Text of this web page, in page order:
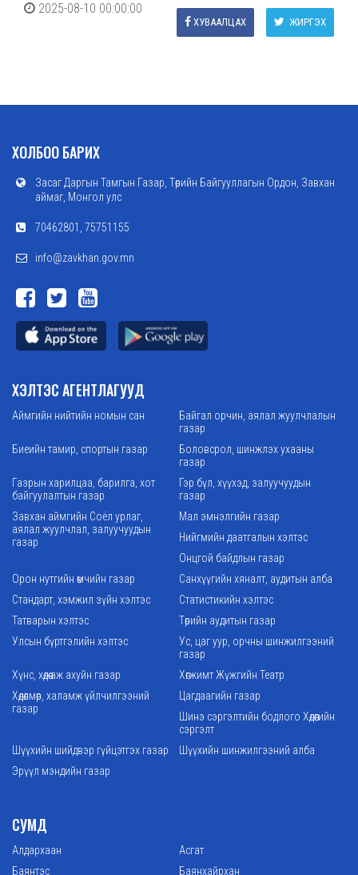
2025-08-10 00:00:00
ЖИРГЭХ
ХУВААЛЦАХ
ХОЛБОО БАРИХ
Засаг Даргын Тамгын Газар, Төрийн Байгууллагын Ордон, Завхан
аймаг, Монгол улс
70462801, 75751155
info@zavkhan.gov.mn
ХЭЛТЭС АГЕНТЛАГУУД
Аймгийн нийтийн номын сан
Байгал орчин, аялал жуулчлалын
газар
Биеийн тамир, спортын газар
Боловсрол, шинжлэх ухааны
газар
Газрын харилцаа, барилга, хот
байгуулалтын газар
Гэр бүл, хүүхэд, залуучуудын
газар
Завхан аймгийн Соёл урлаг,
аялал жуулчлал, залуучуудын
газар
Мал эмнэлгийн газар
Нийгмийн даатгалын хэлтэс
Онцгой байдлын газар
Орон нутгийн өмчийн газар
Санхүүгийн хяналт, аудитын алба
Стандарт, хэмжил зүйн хэлтэс
Статистикийн хэлтэс
Татварын хэлтэс
Төрийн аудитын газар
Улсын бүртгэлийн хэлтэс
Ус, цаг уур, орчны шинжилгээний
газар
Хүнс, хөдөө аж ахуйн газар
Хөгжимт Жүжгийн Театр
Хөдөлмөр, халамж үйлчилгээний
газар
Цагдаагийн газар
Шинэ сэргэлтийн бодлого Хөдөөгийн
сэргэлт
Шүүхийн шийдвэр гүйцэтгэх газар
Шүүхийн шинжилгээний алба
Эрүүл мэндийн газар
СУМД
Алдархаан
Асгат
Баянтэс
Баянхайрхан